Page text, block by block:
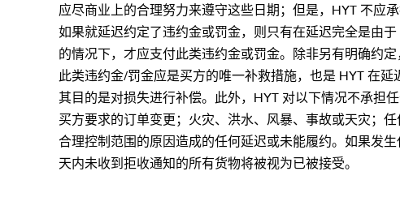
应尽商业上的合理努力来遵守这些日期；但是，HYT 不应
如果就延迟约定了违约金或罚金，则只有在延迟完全是由
的情况下，才应支付此类违约金或罚金。除非另有明确约
此类违约金/罚金应是买方的唯一补救措施，也是 HYT 在
其目的是对损失进行补偿。此外，HYT 对以下情况不承担
买方要求的订单变更；火灾、洪水、风暴、事故或天灾；
合理控制范围的原因造成的任何延迟或未能履约。如果发
天内未收到拒收通知的所有货物将被视为已被接受。